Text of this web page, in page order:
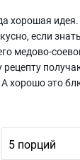
хорошая
если
медово-
хорошо это